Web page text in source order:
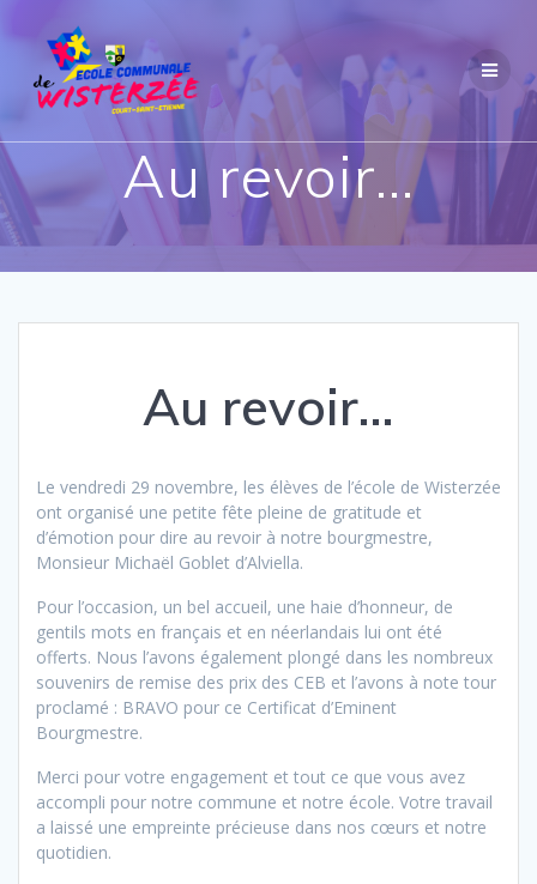
contenu
Au revoir…
Au revoir…
Le vendredi 29 novembre, les élèves de l’école de Wisterzée
ont organisé une petite fête pleine de gratitude et
d’émotion pour dire au revoir à notre bourgmestre,
Monsieur Michaël Goblet d’Alviella.
Pour l’occasion, un bel accueil, une haie d’honneur, de
gentils mots en français et en néerlandais lui ont été
offerts. Nous l’avons également plongé dans les nombreux
souvenirs de remise des prix des CEB et l’avons à note tour
proclamé : BRAVO pour ce Certificat d’Eminent
Bourgmestre.
Merci pour votre engagement et tout ce que vous avez
accompli pour notre commune et notre école. Votre travail
a laissé une empreinte précieuse dans nos cœurs et notre
quotidien.